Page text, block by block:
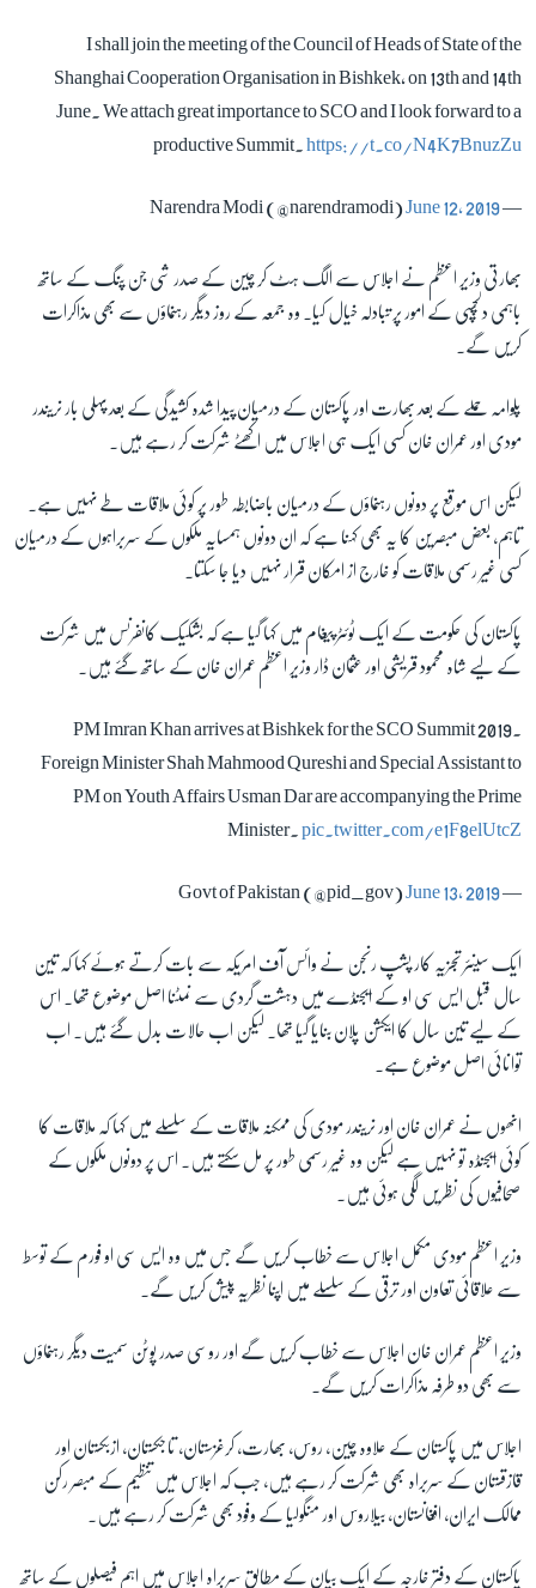
زبان
I shall join the meeting of the Council of Heads of State of the
Shanghai Cooperation Organisation in Bishkek, on 13th and 14th
June. We attach great importance to SCO and I look forward to a
productive Summit. https://t.co/N4K7BnuzZu
— Narendra Modi (@narendramodi)
June 12, 2019
بھارتی وزیر اعظم نے اجلاس سے الگ ہٹ کر چین کے صدر شی جن پنگ کے ساتھ
باہمی دلچسپی کے امور پر تبادلہ خیال کیا۔ وہ جمعہ کے روز دیگر رہنماؤں سے بھی مذاکرات
کریں گے۔
پلوامہ حملے کے بعد بھارت اور پاکستان کے درمیان پیدا شدہ کشیدگی کے بعد پہلی بار نریندر
مودی اور عمران خان کسی ایک ہی اجلاس میں اکھٹے شرکت کر رہے ہیں۔
لیکن اس موقع پر دونوں رہنماؤں کے درمیان باضابطہ طور پر کوئی ملاقات طے نہیں ہے۔
تاہم، بعض مبصرین کا یہ بھی کہنا ہے کہ ان دونوں ہمسایہ ملکوں کے سربراہوں کے درمیان
کسی غیر رسمی ملاقات کو خارج از امکان قرار نہیں دیا جا سکتا۔
پاکستان کی حکومت کے ایک ٹوئٹر پیغام میں کہا گیا ہے کہ بشکیک کانفرنس میں شرکت
کے لیے شاہ محمود قریشی اور عثمان ڈار وزیر اعظم عمران خان کے ساتھ گئے ہیں۔
PM Imran Khan arrives at Bishkek for the SCO Summit 2019.
Foreign Minister Shah Mahmood Qureshi and Special Assistant to
PM on Youth Affairs Usman Dar are accompanying the Prime
Minister. pic.twitter.com/e1F8elUtcZ
— Govt of Pakistan (@pid_gov)
June 13, 2019
ایک سینئر تجزیہ کار پشپ رنجن نے وائس آف امریکہ سے بات کرتے ہوئے کہا کہ تین
سال قبل ایس سی او کے ایجنڈے میں دہشت گردی سے نمٹنا اصل موضوع تھا۔ اس
کے لیے تین سال کا ایکشن پلان بنایا گیا تھا۔ لیکن اب حالات بدل گئے ہیں۔ اب
توانائی اصل موضوع ہے۔
انھوں نے عمران خان اور نریندر مودی کی ممکنہ ملاقات کے سلسلے میں کہا کہ ملاقات کا
کوئی ایجنڈہ تو نہیں ہے لیکن وہ غیر رسمی طور پر مل سکتے ہیں۔ اس پر دونوں ملکوں کے
صحافیوں کی نظریں لگی ہوئی ہیں۔
وزیر اعظم مودی مکمل اجلاس سے خطاب کریں گے جس میں وہ ایس سی او فورم کے توسط
سے علاقائی تعاون اور ترقی کے سلسلے میں اپنا نظریہ پیش کریں گے۔
وزیر اعظم عمران خان اجلاس سے خطاب کریں گے اور روسی صدر پوٹن سمیت دیگر رہنماؤں
سے بھی دو طرفہ مذاکرات کریں گے۔
اجلاس میں پاکستان کے علاوہ چین، روس، بھارت، کرغزستان، تاجکستان، ازبکستان اور
قازقستان کے سربراہ بھی شرکت کر رہے ہیں، جب کہ اجلاس میں تنظیم کے مبصر رکن
ممالک ایران، افغانستان، بیلاروس اور منگولیا کے وفود بھی شرکت کر رہے ہیں۔
پاکستان کے دفتر خارجہ کے ایک بیان کے مطابق سربراہ اجلاس میں اہم فیصلوں کے ساتھ